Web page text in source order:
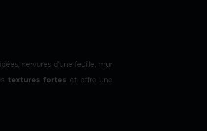
nervures d’une feuille, mur
textures fortes et offre une